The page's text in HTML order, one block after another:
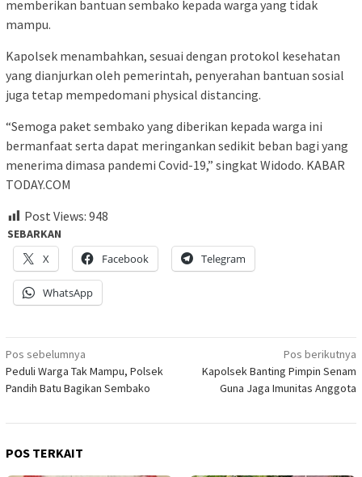
memberikan bantuan sembako kepada warga yang tidak
mampu.
Kapolsek menambahkan, sesuai dengan protokol kesehatan
yang dianjurkan oleh pemerintah, penyerahan bantuan sosial
juga tetap mempedomani physical distancing.
“Semoga paket sembako yang diberikan kepada warga ini
bermanfaat serta dapat meringankan sedikit beban bagi yang
menerima dimasa pandemi Covid-19,” singkat Widodo. KABAR
TODAY.COM
Post Views: 948
SEBARKAN
X
Facebook Telegram
WhatsApp
Navigasi
pos
Pos sebelumnya
Peduli Warga Tak Mampu, Polsek
Pandih Batu Bagikan Sembako
Pos berikutnya
Kapolsek Banting Pimpin Senam
Guna Jaga Imunitas Anggota
POS TERKAIT